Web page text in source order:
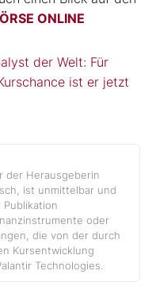
ONLINE
der Welt: Für
ist er jetzt
der Herausgeberin
ist unmittelbar und
oder
die von der durch
Kursentwicklung
Technologies.